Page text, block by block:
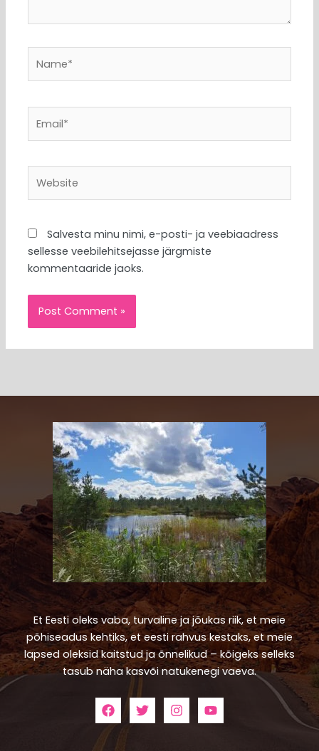
Salvesta minu nimi, e-posti- ja veebiaadress
sellesse veebilehitsejasse järgmiste
kommentaaride jaoks.
Et Eesti oleks vaba, turvaline ja jõukas riik, et meie
põhiseadus kehtiks, et eesti rahvus kestaks, et meie
lapsed oleksid kaitstud ja õnnelikud – kõigeks selleks
tasub näha kasvõi natukenegi vaeva.